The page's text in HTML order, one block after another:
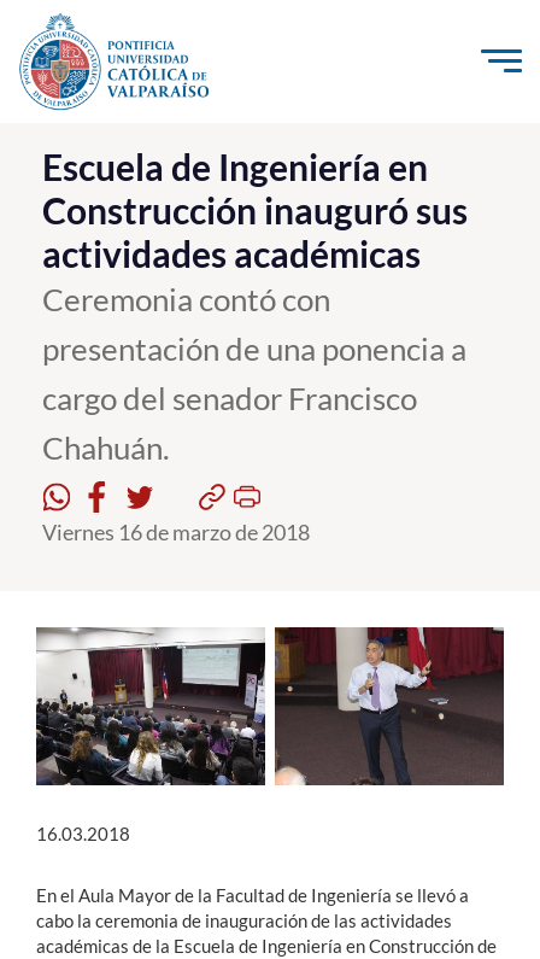
Click acá para ir directamente al contenido
La Universidad
Investigación, Creación e Innovación
PUCV Internacional
Vinculación con el Medio
Admisión
Pregrado
Postgrado
Formación Continua
Académicos
Funcionarios
Alumni
English
Escuela de Ingeniería en
Construcción inauguró sus
actividades académicas
Ceremonia contó con
presentación de una ponencia a
cargo del senador Francisco
Chahuán.
Viernes 16 de marzo de 2018
16.03.2018
En el Aula Mayor de la Facultad de Ingeniería se llevó a
cabo la ceremonia de inauguración de las actividades
académicas de la Escuela de Ingeniería en Construcción de